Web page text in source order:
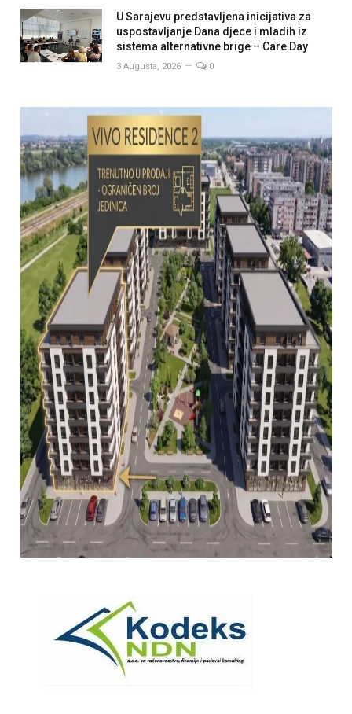
U Sarajevu predstavljena inicijativa za
uspostavljanje Dana djece i mladih iz
sistema alternativne brige – Care Day
3 Augusta, 2026 0